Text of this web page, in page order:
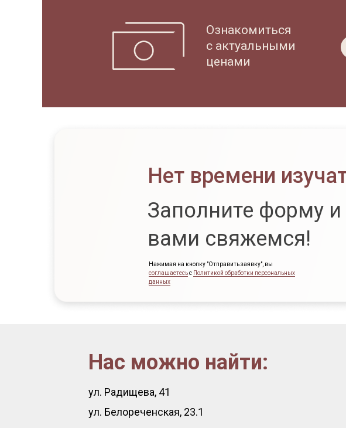
Ознакомиться
с актуальными
ценами
Нет времени
Заполните форму
вами свяжемся!
Нажимая на кнопку "Отправить заявку", вы
соглашаетесьс Политикой обработки персональных
данных
Нас можно найти:
ул. Радищева, 41
ул. Белореченская, 23.1